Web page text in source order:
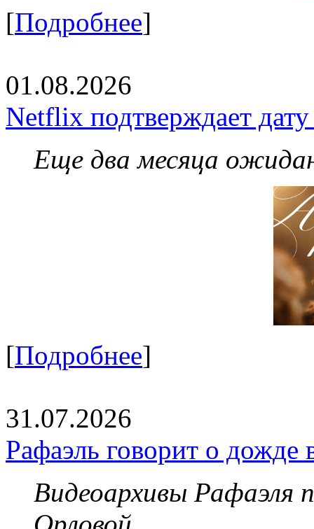
[Подробнее]
01.08.2026
Netflix подтверждает
Еще два месяца
[Подробнее]
31.07.2026
Рафаэль говорит о дожде
Видеоархивы Рафаэля